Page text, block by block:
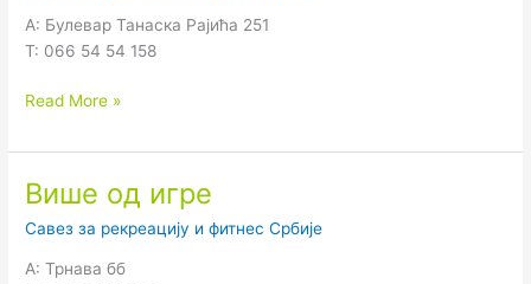
А: Булевар Танаска Рајића 251
Т: 066 54 54 158
Read More »
Више од игре
Савез за рекреацију и фитнес Србије
А: Трнава бб
Више
игре